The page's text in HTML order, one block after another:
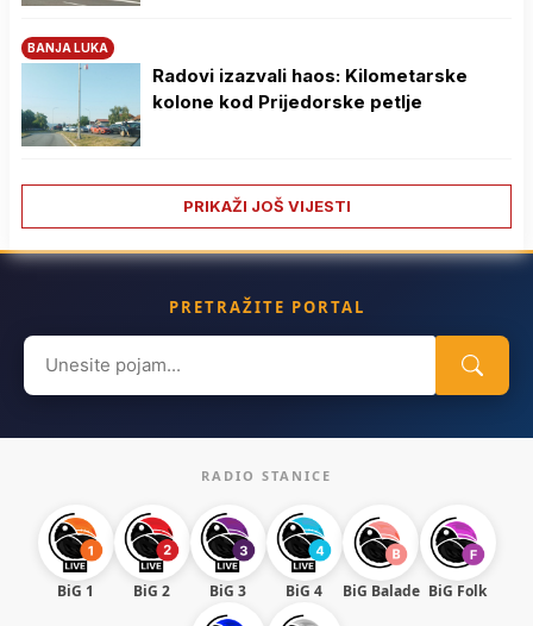
BANJA LUKA
Radovi izazvali haos: Kilometarske
kolone kod Prijedorske petlje
PRIKAŽI JOŠ VIJESTI
PRETRAŽITE PORTAL
Search
for:
RADIO STANICE
BiG 1 BiG 2 BiG 3 BiG 4 BiG Balade BiG Folk